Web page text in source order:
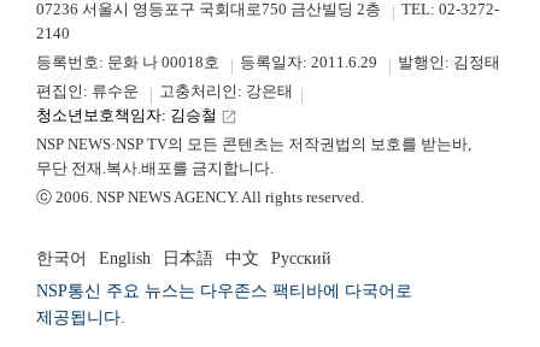
07236 서울시 영등포구 국회대로750 금산빌딩 2층
TEL: 02-3272-
2140
등록번호: 문화 나 00018호
등록일자: 2011.6.29
발행인: 김정태
편집인: 류수운
고충처리인: 강은태
청소년보호책임자: 김승철 launch
NSP NEWS·NSP TV의 모든 콘텐츠는 저작권법의 보호를 받는바,
무단 전재.복사.배포를 금지합니다.
ⓒ 2006. NSP NEWS AGENCY. All rights reserved.
한국어 English 日本語 中文
Русский
NSP통신 주요 뉴스는 다우존스 팩티바에 다국어로
제공됩니다.